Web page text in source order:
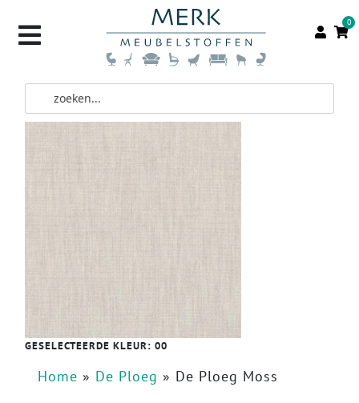
0
GESELECTEERDE KLEUR: 00
Home » De Ploeg » De Ploeg Moss